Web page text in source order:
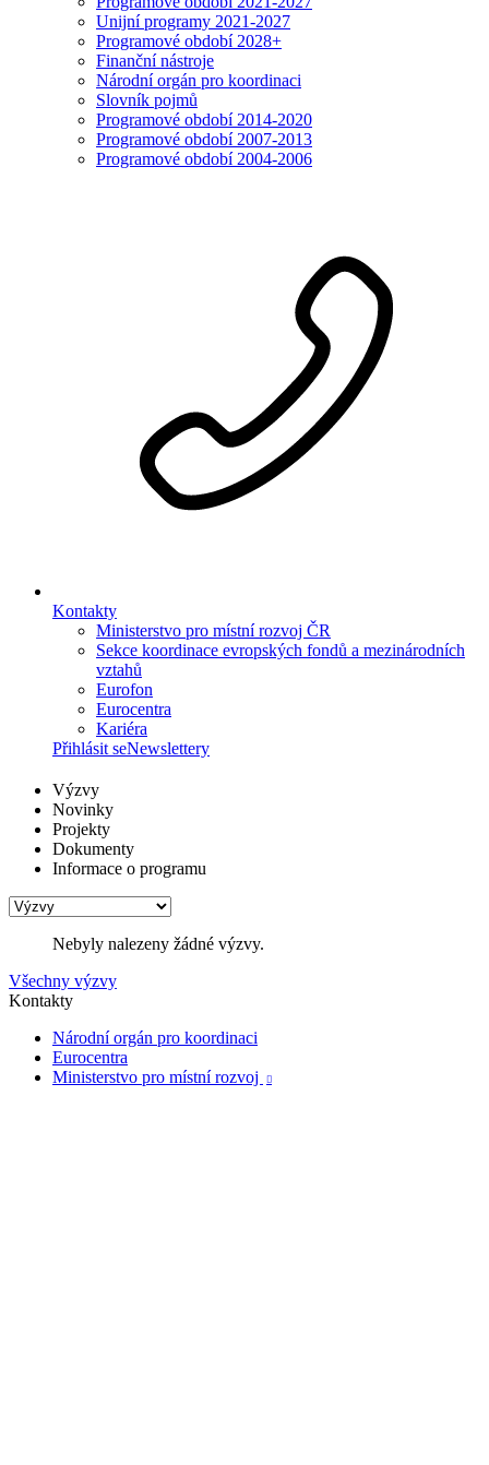
Unijní programy 2021-2027
Programové období 2028+
Finanční nástroje
Národní orgán pro koordinaci
Slovník pojmů
Programové období 2014-2020
Programové období 2007-2013
Programové období 2004-2006
Kontakty
Ministerstvo pro místní rozvoj ČR
Sekce koordinace evropských fondů a mezinárodních
vztahů
Eurofon
Eurocentra
Kariéra
Přihlásit seNewslettery
Výzvy
Novinky
Projekty
Dokumenty
Informace o programu
Nebyly nalezeny žádné výzvy.
Všechny výzvy
Kontakty
Národní orgán pro koordinaci
Eurocentra
Ministerstvo pro místní rozvoj
